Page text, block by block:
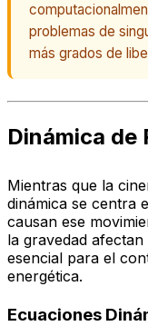
problemas de
más grados de
Dinámica
Mientras que la
dinámica se centra
causan ese
la gravedad
esencial para el
energética.
Ecuaciones